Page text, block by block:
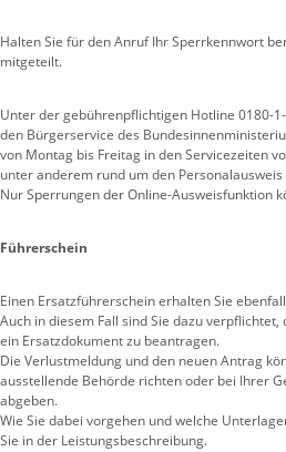
Halten Sie für den Anruf Ihr Sperrkennwort
mitgeteilt.
Unter der gebührenpflichtigen Hotline 0180-
den Bürgerservice des
von Montag bis Freitag in den Servicezeiten
unter anderem rund um den
Nur Sperrungen der Online-Ausweisfunktion
Führerschein
Einen Ersatzführerschein erhalten Sie
Auch in diesem Fall sind Sie dazu
ein Ersatzdokument zu beantragen.
Die Verlustmeldung und den neuen Antrag
ausstellende Behörde richten oder bei Ihrer
abgeben.
Wie Sie dabei vorgehen und welche
Sie in der Leistungsbeschreibung.